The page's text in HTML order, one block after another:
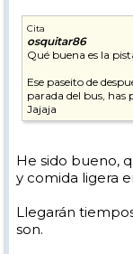
Cita
osquitar86
Qué buena es la
Ese paseito de
parada del bus,
Jajaja
He sido bueno,
y comida ligera
Llegarán
son.